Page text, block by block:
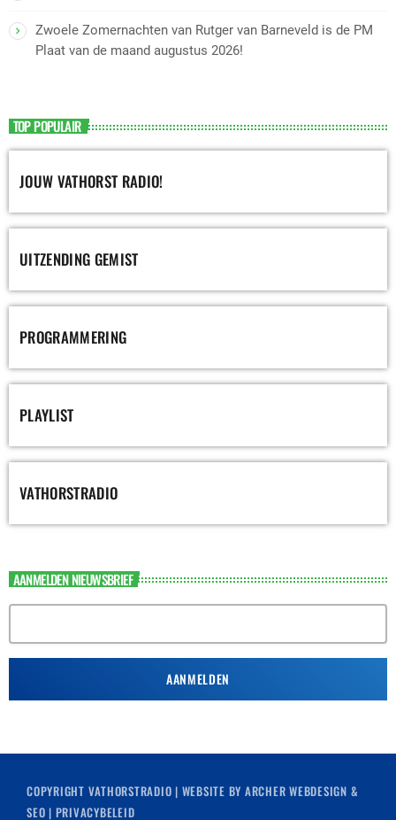
Zwoele Zomernachten van Rutger van Barneveld is de PM
Plaat van de maand augustus 2026!
TOP POPULAIR
JOUW VATHORST RADIO!
UITZENDING GEMIST
PROGRAMMERING
PLAYLIST
VATHORSTRADIO
AANMELDEN NIEUWSBRIEF
COPYRIGHT VATHORSTRADIO | WEBSITE BY ARCHER WEBDESIGN &
SEO | PRIVACYBELEID